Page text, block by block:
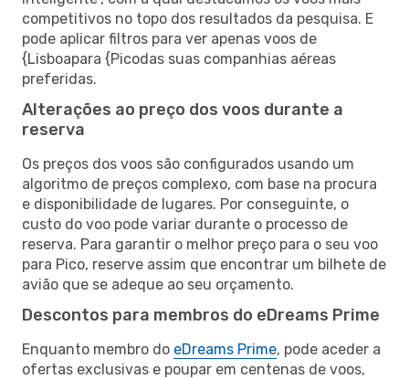
competitivos no topo dos resultados da pesquisa. E
pode aplicar filtros para ver apenas voos de
{Lisboapara {Picodas suas companhias aéreas
preferidas.
Alterações ao preço dos voos durante a
reserva
Os preços dos voos são configurados usando um
algoritmo de preços complexo, com base na procura
e disponibilidade de lugares. Por conseguinte, o
custo do voo pode variar durante o processo de
reserva. Para garantir o melhor preço para o seu voo
para Pico, reserve assim que encontrar um bilhete de
avião que se adeque ao seu orçamento.
Descontos para membros do eDreams Prime
Enquanto membro do eDreams Prime, pode aceder a
ofertas exclusivas e poupar em centenas de voos,